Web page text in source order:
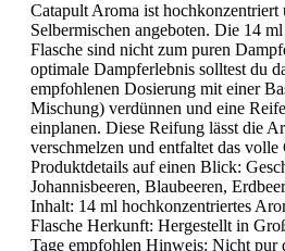
Catapult Aroma ist
Selbermischen angeboten. Die 14
Flasche sind nicht zum puren
optimale Dampferlebnis solltest du
empfohlenen Dosierung mit einer
Mischung) verdünnen und eine
einplanen. Diese Reifung lässt die
verschmelzen und entfaltet das volle
Produktdetails auf einen Blick:
Johannisbeeren, Blaubeeren,
Inhalt: 14 ml hochkonzentriertes
Flasche Herkunft: Hergestellt in
Tage empfohlen Hinweis: Nicht pur